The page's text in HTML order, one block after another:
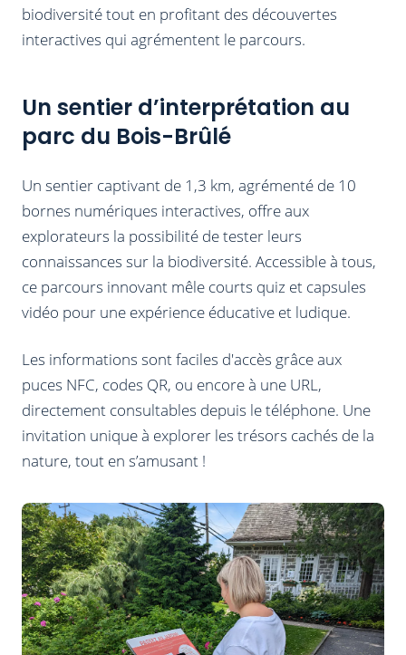
biodiversité tout en profitant des découvertes
interactives qui agrémentent le parcours.
Un sentier d’interprétation au
parc du Bois-Brûlé
Un sentier captivant de 1,3 km, agrémenté de 10
bornes numériques interactives, offre aux
explorateurs la possibilité de tester leurs
connaissances sur la biodiversité. Accessible à tous,
ce parcours innovant mêle courts quiz et capsules
vidéo pour une expérience éducative et ludique.
Les informations sont faciles d'accès grâce aux
puces NFC, codes QR, ou encore à une URL,
directement consultables depuis le téléphone. Une
invitation unique à explorer les trésors cachés de la
nature, tout en s’amusant !